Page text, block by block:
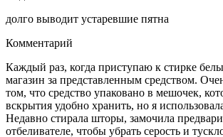
долго выводит устаревшие пятна
Комментарий
Каждый раз, когда приступаю к стирке
магазин за представленным средством.
том, что средство упаковано в мешочек,
вскрытия удобно хранить, но я
Недавно стирала шторы, замочила
отбеливателе, чтобы убрать серость и